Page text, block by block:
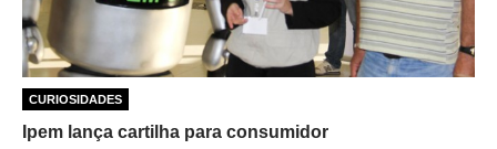
CURIOSIDADES
Ipem lança cartilha para consumidor